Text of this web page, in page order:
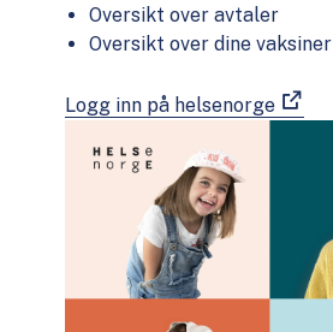
Oversikt over avtaler
Oversikt over dine vaksiner
Logg inn på helsenorge